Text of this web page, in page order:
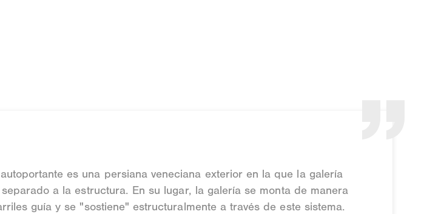
es una persiana veneciana exterior en la que la galería
a la estructura. En su lugar, la galería se monta de manera
guía y se "sostiene" estructuralmente a través de este sistema.